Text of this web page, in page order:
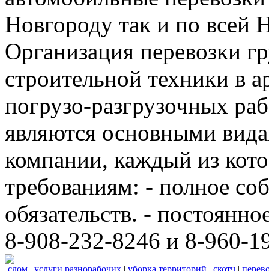
Новгороду так и по всей
Организация перевозки
строительной техники в
погрузо-разгрузочных
являются основными
компании, каждый из
требованиям: - полное
обязательств. -
8-908-232-8246 и 8-960-